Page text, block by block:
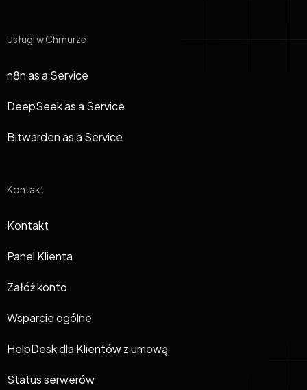
Usługi w Chmurze
n8n as a Service
DeepSeek as a Service
Bitwarden as a Service
Kontakt
Kontakt
Panel Klienta
Załóż konto
Wsparcie ogólne
HelpDesk dla Klientów z umową
Status serwerów